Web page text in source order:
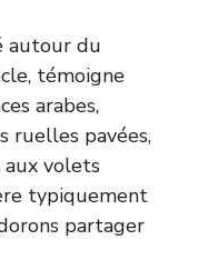
autour du
témoigne
arabes,
ruelles pavées,
aux volets
typiquement
partager